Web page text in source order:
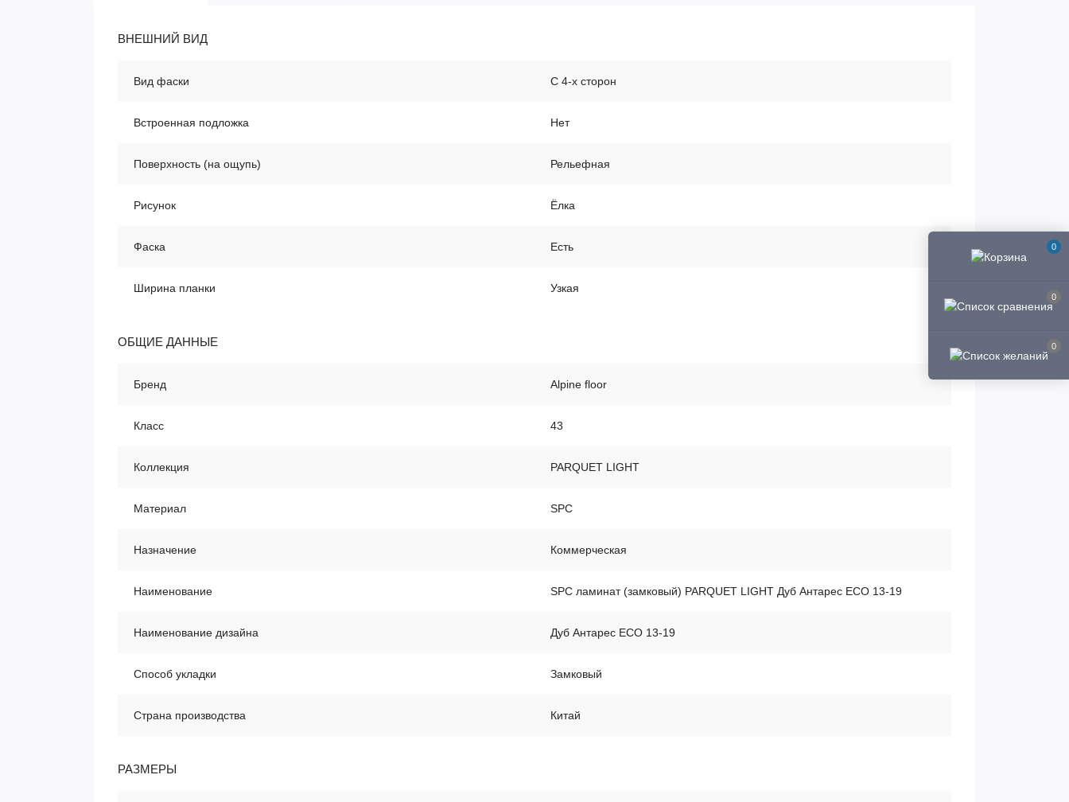
0
0
0
ВНЕШНИЙ ВИД
Вид фаски С 4-х сторон
Встроенная подложка Нет
Поверхность (на ощупь) Рельефная
Рисунок Ёлка
Фаска Есть
Ширина планки Узкая
ОБЩИЕ ДАННЫЕ
Бренд Alpine floor
Класс 43
Коллекция PARQUET LIGHT
Материал SPC
Назначение Коммерческая
Наименование SPC ламинат (замковый) PARQUET LIGHT Дуб Антарес ЕСО 13-19
Наименование дизайна Дуб Антарес ЕСО 13-19
Способ укладки Замковый
Страна производства Китай
РАЗМЕРЫ